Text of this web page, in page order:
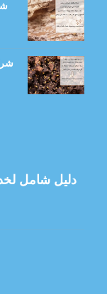
دليل شامل